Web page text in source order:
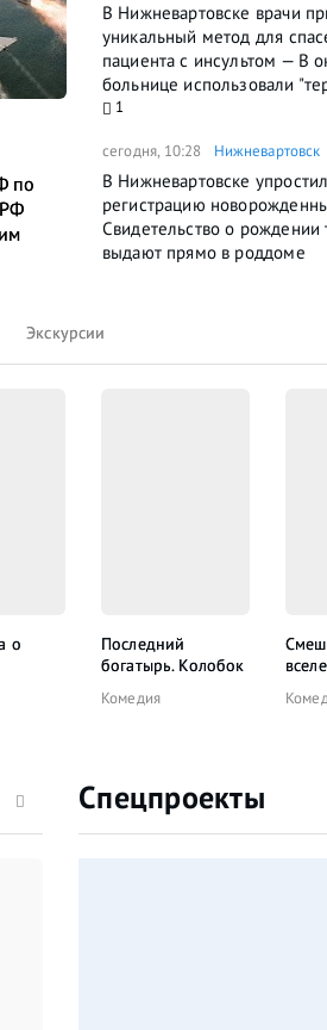
по
В Нижневартовске врачи
уникальный метод для
пациента с инсультом — В
больнице использовали
1
сегодня, 10:28 Нижневартовск
В Нижневартовске
регистрацию
Свидетельство о рождении
выдают прямо в роддоме
Экскурсии
о
Последний
богатырь. Колобок
Комедия
Спецпроекты